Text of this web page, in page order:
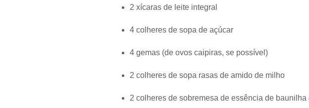
2 xícaras de leite integral
4 colheres de sopa de açúcar
4 gemas (de ovos caipiras, se possível)
2 colheres de sopa rasas de amido de milho
2 colheres de sobremesa de essência de